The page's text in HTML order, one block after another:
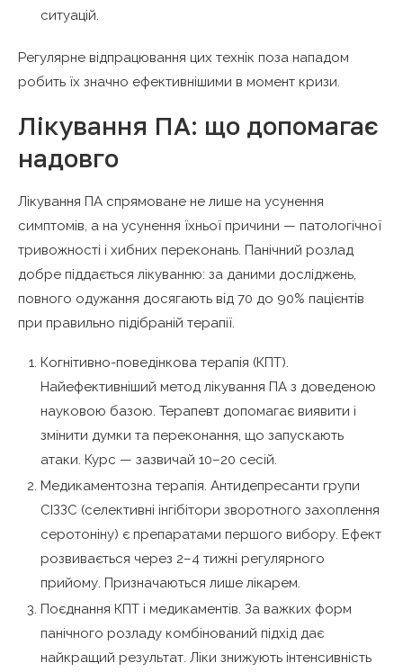
ситуацій.
Регулярне відпрацювання цих технік поза нападом
робить їх значно ефективнішими в момент кризи.
Лікування ПА: що допомагає
надовго
Лікування ПА спрямоване не лише на усунення
симптомів, а на усунення їхньої причини — патологічної
тривожності і хибних переконань. Панічний розлад
добре піддається лікуванню: за даними досліджень,
повного одужання досягають від 70 до 90% пацієнтів
при правильно підібраній терапії.
Когнітивно-поведінкова терапія (КПТ).
Найефективніший метод лікування ПА з доведеною
науковою базою. Терапевт допомагає виявити і
змінити думки та переконання, що запускають
атаки. Курс — зазвичай 10–20 сесій.
Медикаментозна терапія. Антидепресанти групи
СІЗЗС (селективні інгібітори зворотного захоплення
серотоніну) є препаратами першого вибору. Ефект
розвивається через 2–4 тижні регулярного
прийому. Призначаються лише лікарем.
Поєднання КПТ і медикаментів. За важких форм
панічного розладу комбінований підхід дає
найкращий результат. Ліки знижують інтенсивність